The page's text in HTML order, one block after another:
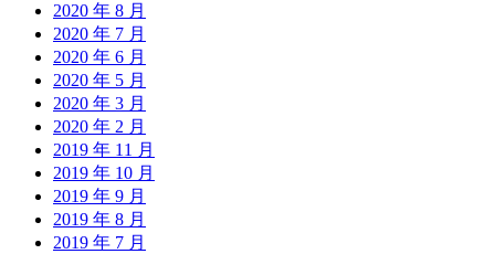
2020 年 8 月
2020 年 7 月
2020 年 6 月
2020 年 5 月
2020 年 3 月
2020 年 2 月
2019 年 11 月
2019 年 10 月
2019 年 9 月
2019 年 8 月
2019 年 7 月